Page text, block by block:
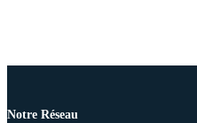
Notre Réseau